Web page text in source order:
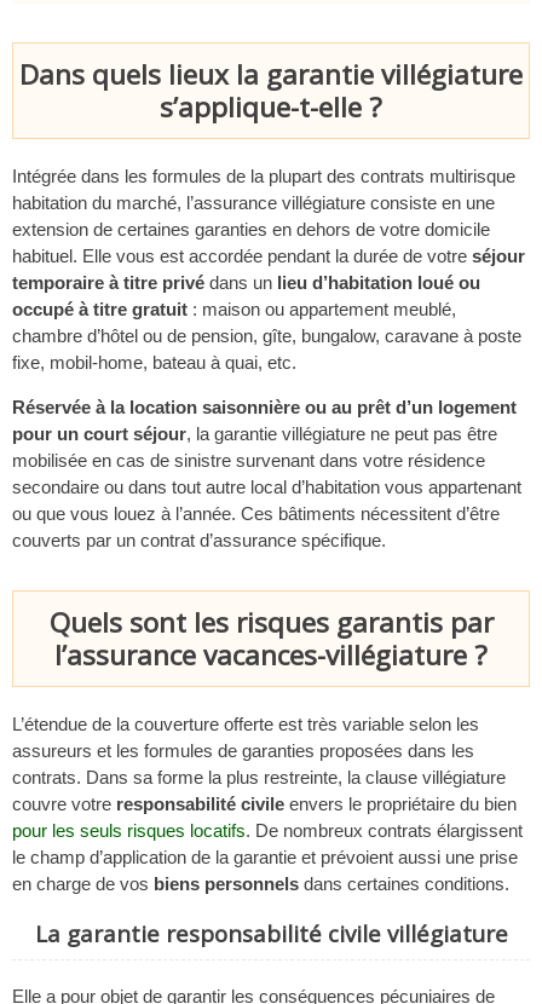
Dans quels lieux la garantie villégiature
s’applique-t-elle ?
Intégrée dans les formules de la plupart des contrats multirisque
habitation du marché, l’assurance villégiature consiste en une
extension de certaines garanties en dehors de votre domicile
habituel. Elle vous est accordée pendant la durée de votre séjour
temporaire à titre privé dans un lieu d’habitation loué ou
occupé à titre gratuit : maison ou appartement meublé,
chambre d’hôtel ou de pension, gîte, bungalow, caravane à poste
fixe, mobil-home, bateau à quai, etc.
Réservée à la location saisonnière ou au prêt d’un logement
pour un court séjour, la garantie villégiature ne peut pas être
mobilisée en cas de sinistre survenant dans votre résidence
secondaire ou dans tout autre local d’habitation vous appartenant
ou que vous louez à l’année. Ces bâtiments nécessitent d’être
couverts par un contrat d’assurance spécifique.
Quels sont les risques garantis par
l’assurance vacances-villégiature ?
L’étendue de la couverture offerte est très variable selon les
assureurs et les formules de garanties proposées dans les
contrats. Dans sa forme la plus restreinte, la clause villégiature
couvre votre responsabilité civile envers le propriétaire du bien
pour les seuls risques locatifs. De nombreux contrats élargissent
le champ d’application de la garantie et prévoient aussi une prise
en charge de vos biens personnels dans certaines conditions.
La garantie responsabilité civile villégiature
Elle a pour objet de garantir les conséquences pécuniaires de